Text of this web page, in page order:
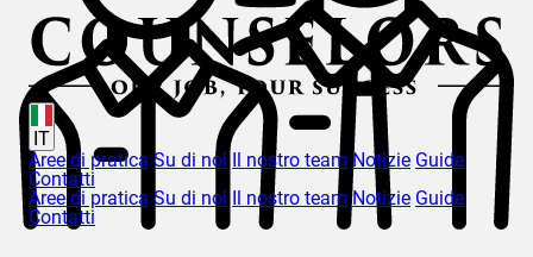
IT
Aree di pratica Su di noi Il nostro team Notizie Guide
Contatti
Aree di pratica Su di noi Il nostro team Notizie Guide
Contatti